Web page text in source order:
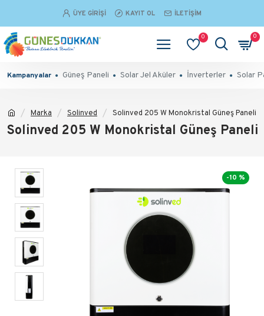
ÜYE GIRIŞI KAYIT OL İLETIŞIM
0 0
Kampanyalar Güneş Paneli Solar Jel Aküler İnverterler Solar
Marka Solinved Solinved 205 W Monokristal Güneş Paneli
Solinved 205 W Monokristal Güneş Paneli
-10 %